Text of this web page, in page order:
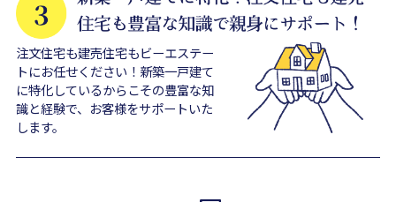
注文住宅も建売住宅もビーエステー
トにお任せください！新築一戸建て
に特化しているからこその豊富な知
識と経験で、お客様をサポートいた
します。